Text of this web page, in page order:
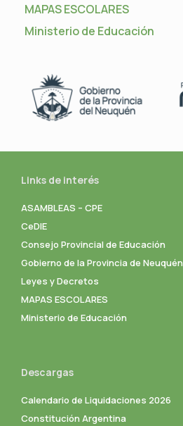
MAPAS ESCOLARES
Ministerio de Educación
Links de interés
ASAMBLEAS – CPE
CeDIE
Consejo Provincial de Educación
Gobierno de la Provincia de Neuquén
Leyes y Decretos
MAPAS ESCOLARES
Ministerio de Educación
Descargas
Calendario de Liquidaciones 2026
Constitución Argentina